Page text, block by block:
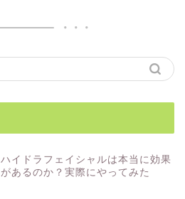
ハイドラフェイシャルは本当に効果
があるのか？実際にやってみた